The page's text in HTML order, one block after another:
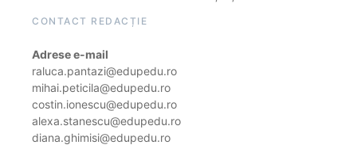
CONTACT REDACȚIE
Adrese e-mail
raluca.pantazi@edupedu.ro
mihai.peticila@edupedu.ro
costin.ionescu@edupedu.ro
alexa.stanescu@edupedu.ro
diana.ghimisi@edupedu.ro